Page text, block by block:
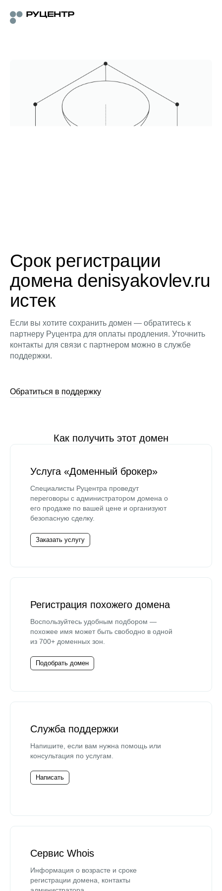
Срок регистрации
домена denisyakovlev.ru
истек
Если вы хотите сохранить домен — обратитесь к
партнеру Руцентра для оплаты продления. Уточнить
контакты для связи с партнером можно в службе
поддержки.
Обратиться в поддержку
Как получить этот домен
Услуга «Доменный брокер»
Специалисты Руцентра проведут
переговоры с администратором домена о
его продаже по вашей цене и организуют
безопасную сделку.
Заказать услугу
Регистрация похожего домена
Воспользуйтесь удобным подбором —
похожее имя может быть свободно в одной
из 700+ доменных зон.
Подобрать домен
Служба поддержки
Напишите, если вам нужна помощь или
консультация по услугам.
Написать
Сервис Whois
Информация о возрасте и сроке
регистрации домена, контакты